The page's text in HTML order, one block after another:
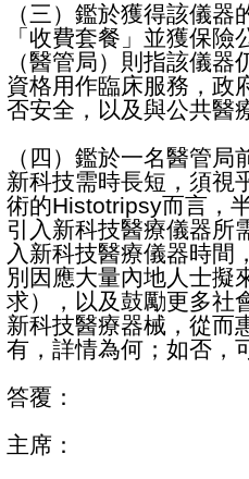
（三）鑑於獲得該儀
「收費套餐」並獲保
（醫管局）則指該儀
資格用作臨床服務，政
否安全，以及與公共醫
（四）鑑於一名醫管
新科技需時長短，須視
術的Histotripsy而言，
引入新科技醫療儀器所
入新科技醫療儀器時間
別因應大量內地人士擬
求），以及鼓勵更多社
新科技醫療器械，從而
有，詳情為何；如否，
答覆：
主席：